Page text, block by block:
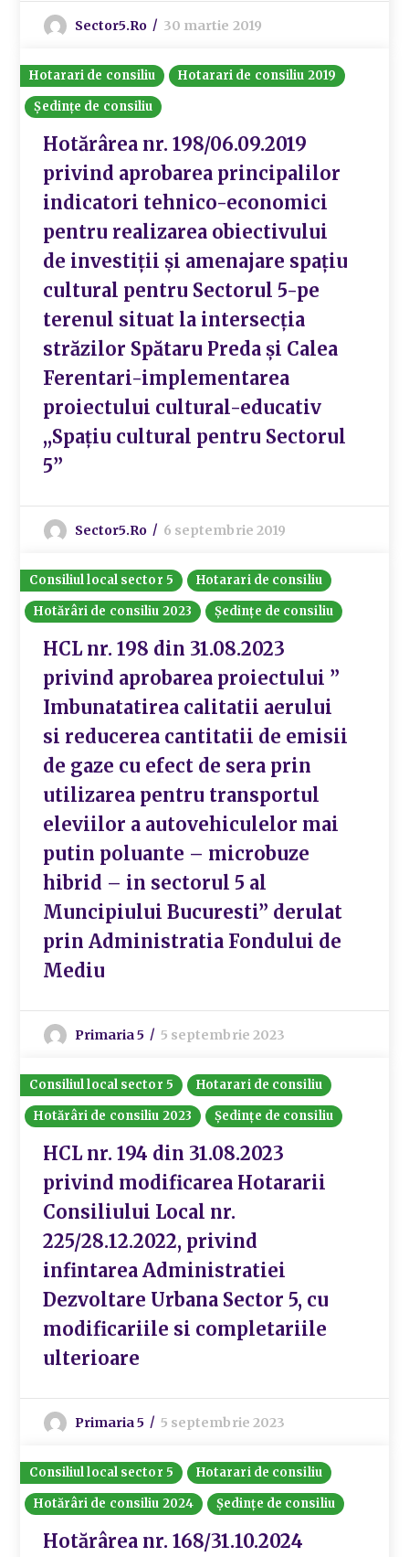
Sector5.ro 30 martie 2019
Hotarari de consiliu
Hotarari de consiliu 2019
Ședințe de consiliu
Hotărârea nr. 198/06.09.2019
privind aprobarea principalilor
indicatori tehnico-economici
pentru realizarea obiectivului
de investiții și amenajare spațiu
cultural pentru Sectorul 5-pe
terenul situat la intersecția
străzilor Spătaru Preda și Calea
Ferentari-implementarea
proiectului cultural-educativ
,,Spațiu cultural pentru Sectorul
5”
Sector5.ro 6 septembrie 2019
Consiliul local sector 5
Hotarari de consiliu
Hotărâri de consiliu 2023
Ședințe de consiliu
HCL nr. 198 din 31.08.2023
privind aprobarea proiectului ”
Imbunatatirea calitatii aerului
si reducerea cantitatii de emisii
de gaze cu efect de sera prin
utilizarea pentru transportul
eleviilor a autovehiculelor mai
putin poluante – microbuze
hibrid – in sectorul 5 al
Muncipiului Bucuresti” derulat
prin Administratia Fondului de
Mediu
Primaria 5 5 septembrie 2023
Consiliul local sector 5
Hotarari de consiliu
Hotărâri de consiliu 2023
Ședințe de consiliu
HCL nr. 194 din 31.08.2023
privind modificarea Hotararii
Consiliului Local nr.
225/28.12.2022, privind
infintarea Administratiei
Dezvoltare Urbana Sector 5, cu
modificariile si completariile
ulterioare
Primaria 5 5 septembrie 2023
Consiliul local sector 5
Hotarari de consiliu
Hotărâri de consiliu 2024
Ședințe de consiliu
Hotărârea nr. 168/31.10.2024